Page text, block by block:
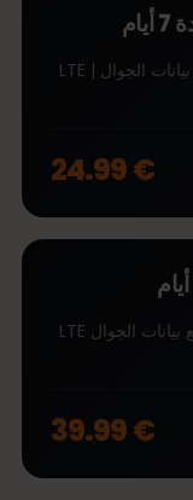
eSIM مدفوعة مسبقًا Unlimited لألبانيا مع بيانات الجوال LTE |
€ 24.99
eSIM مدفوعة مسبقًا Unlimited لـ ألبانيا مع بيانات الجوال LTE
€ 39.99